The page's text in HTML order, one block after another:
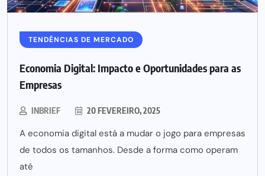
TENDÊNCIAS DE MERCADO
Economia Digital: Impacto e Oportunidades para as
Empresas
INBRIEF 20 FEVEREIRO, 2025
A economia digital está a mudar o jogo para empresas
de todos os tamanhos. Desde a forma como operam
até